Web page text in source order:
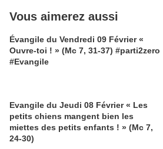
Vous aimerez aussi
Évangile du Vendredi 09 Février «
Ouvre-toi ! » (Mc 7, 31-37) #parti2zero
#Evangile
Evangile du Jeudi 08 Février « Les
petits chiens mangent bien les
miettes des petits enfants ! » (Mc 7,
24-30)